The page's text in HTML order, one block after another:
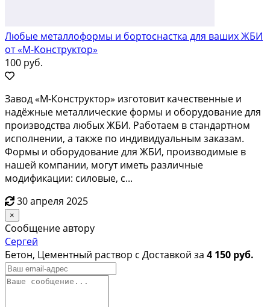
Любые металлоформы и бортоснастка для ваших ЖБИ
от «М-Конструктор»
100 руб.
Завод «М-Конструктор» изготовит качественные и
надёжные металлические формы и оборудование для
производства любых ЖБИ. Работаем в стандартном
исполнении, а также по индивидуальным заказам.
Формы и оборудование для ЖБИ, производимые в
нашей компании, могут иметь различные
модификации: силовые, с...
30 апреля 2025
×
Сообщение автору
Сергей
Бетон, Цементный раствор с Доставкой за 4 150 руб.